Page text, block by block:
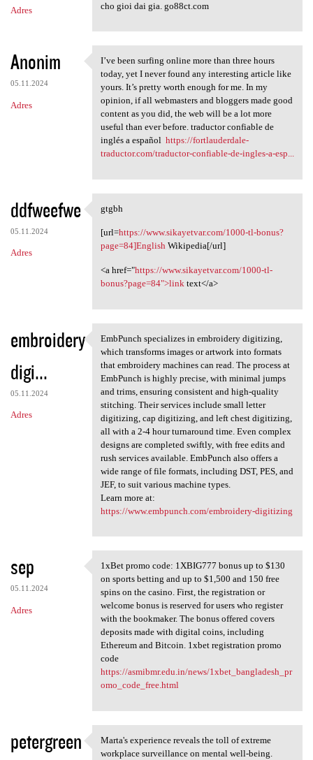
Adres
cho gioi dai gia. go88ct.com
Anonim
05.11.2024
Adres
I’ve been surfing online more
I’ve been surfing online more than three hours
today, yet I never found any interesting article like
yours. It’s pretty worth enough for me. In my
opinion, if all webmasters and bloggers made good
content as you did, the web will be a lot more
useful than ever before. traductor confiable de
inglés a español https://fortlauderdale-
traductor.com/traductor-confiable-de-ingles-a-esp...
ddfweefwe
05.11.2024
Adres
gtgbh
gtgbh
[url=https://www.sikayetvar.com/1000-tl-bonus?
page=84]EnglishWikipedia[/url]
<a href="https://www.sikayetvar.com/1000-tl-
bonus?page=84">linktext</a>
embroidery
digi...
05.11.2024
Adres
EmbPunch specializes in
EmbPunch specializes in embroidery digitizing,
which transforms images or artwork into formats
that embroidery machines can read. The process at
EmbPunch is highly precise, with minimal jumps
and trims, ensuring consistent and high-quality
stitching. Their services include small letter
digitizing, cap digitizing, and left chest digitizing,
all with a 2-4 hour turnaround time. Even complex
designs are completed swiftly, with free edits and
rush services available. EmbPunch also offers a
wide range of file formats, including DST, PES, and
JEF​, to suit various machine types​.
Learn more at:
https://www.embpunch.com/embroidery-digitizing
sep
05.11.2024
Adres
1xBet promo code: 1XBIG777
1xBet promo code: 1XBIG777 bonus up to $130
on sports betting and up to $1,500 and 150 free
spins on the casino. First, the registration or
welcome bonus is reserved for users who register
with the bookmaker. The bonus offered covers
deposits made with digital coins, including
Ethereum and Bitcoin. 1xbet registration promo
code
https://asmibmr.edu.in/news/1xbet_bangladesh_pr
omo_code_free.html
petergreen Marta's experience reveals
Marta's experience reveals the toll of extreme
workplace surveillance on mental well-being.